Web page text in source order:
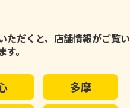
ただくと、店舗情報がご覧い
。
多摩